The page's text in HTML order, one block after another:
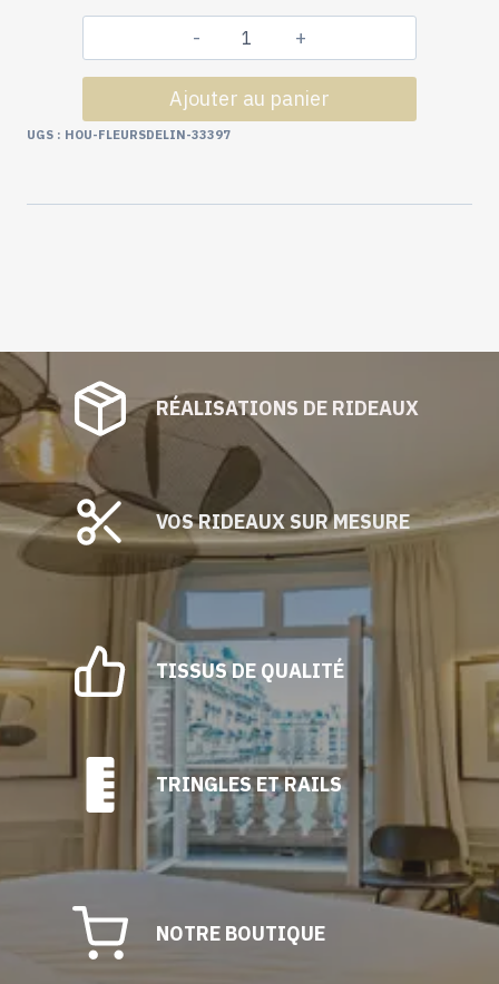
quantité
de
Passementerie
Lin
Ajouter au panier
UGS : HOU-FLEURSDELIN-33397
RÉALISATIONS DE RIDEAUX
VOS RIDEAUX SUR MESURE
TISSUS DE QUALITÉ
TRINGLES ET RAILS
NOTRE BOUTIQUE